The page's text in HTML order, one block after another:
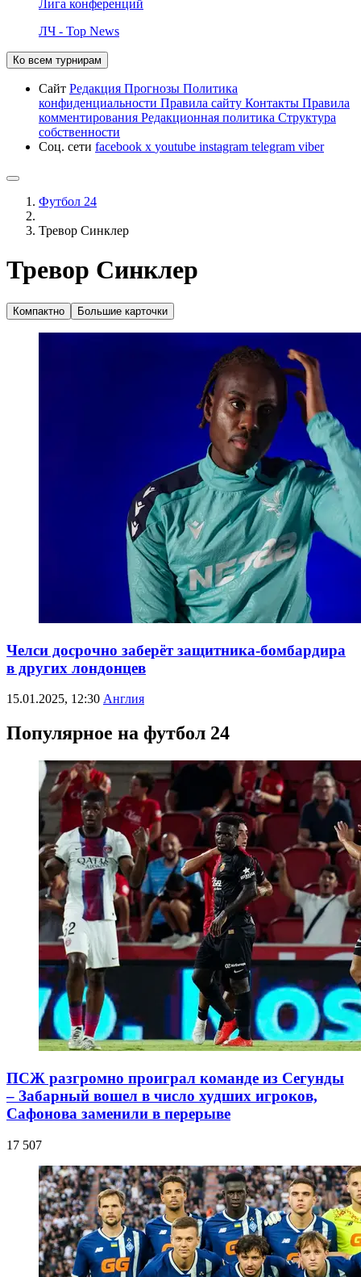
Лига конференций
ЛЧ - Top News
Ко всем турнирам
Сайт Редакция Прогнозы Политика
конфиденциальности Правила сайту Контакты Правила
комментирования Редакционная политика Структура
собственности
Соц. сети facebook x youtube instagram telegram viber
Футбол 24
Тревор Синклер
Тревор Синклер
Компактно Большие карточки
Челси досрочно заберёт защитника-бомбардира
в других лондонцев
15.01.2025, 12:30 Англия
Популярное на футбол 24
ПСЖ разгромно проиграл команде из Сегунды
– Забарный вошел в число худших игроков,
Сафонова заменили в перерыве
17 507